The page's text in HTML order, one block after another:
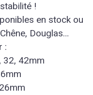
!
en stock ou
Douglas…
:
32, 42mm